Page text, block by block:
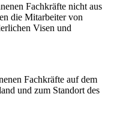
Fachkräfte nicht aus
die Mitarbeiter von
Visen und
Fachkräfte auf dem
und zum Standort des